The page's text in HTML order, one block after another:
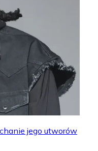
jego utworów